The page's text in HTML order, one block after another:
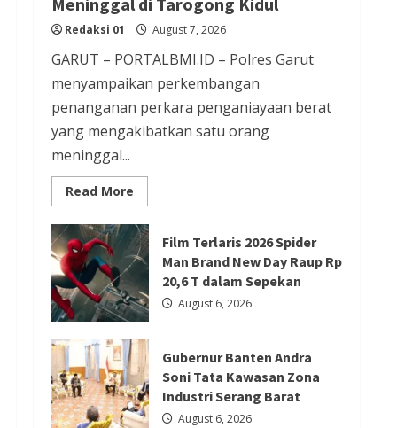
Redaksi 01 August 6, 2026
Berita Agama
Berita Nasional
Berita TNI/POLRI
Berita Trending
Kapolres Tangsel Hadiri
Perayaan HUT Vihara Boen Hay
Bio, Perkuat Sinergitas TNI-
POLRI dengan Tokoh Agama
Redaksi 01
Berita Agama
Berita Nasional
Berita Sosial dan Budaya
Berita Trending
PGPTS Ramaikan Perayaan HUT
Vihara Boen Hay Bio dengan
Menampilkan Palang Pintu
Redaksi 01 August 5, 2026
Redaksi 01 August 7, 2026
GARUT – PORTALBMI.ID – Polres Garut
menyampaikan perkembangan
penanganan perkara penganiayaan berat
yang mengakibatkan satu orang
meninggal...
Read More
more
Penanganan
Kasus
Penganiayaan
yang
Mengakibatkan
Korban
Meninggal
di
Tarogong
Kidul
Film Terlaris 2026 Spider
Man Brand New Day Raup Rp
20,6 T dalam Sepekan
August 6, 2026
Gubernur Banten Andra
Soni Tata Kawasan Zona
Industri Serang Barat
August 6, 2026